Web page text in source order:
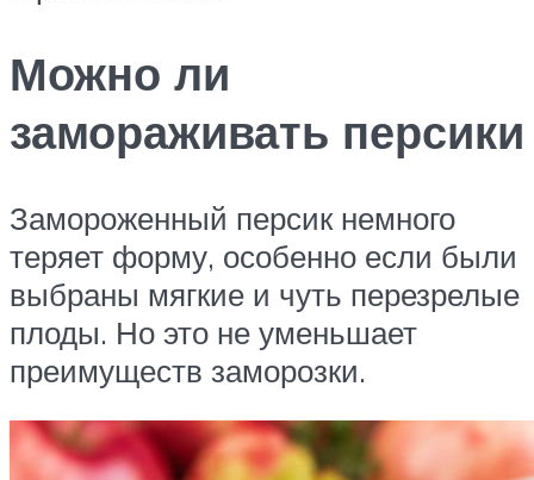
Можно ли
замораживать персики
Замороженный персик немного
теряет форму, особенно если были
выбраны мягкие и чуть перезрелые
плоды. Но это не уменьшает
преимуществ заморозки.